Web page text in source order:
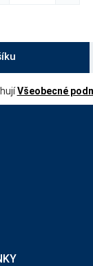
Všeobecné